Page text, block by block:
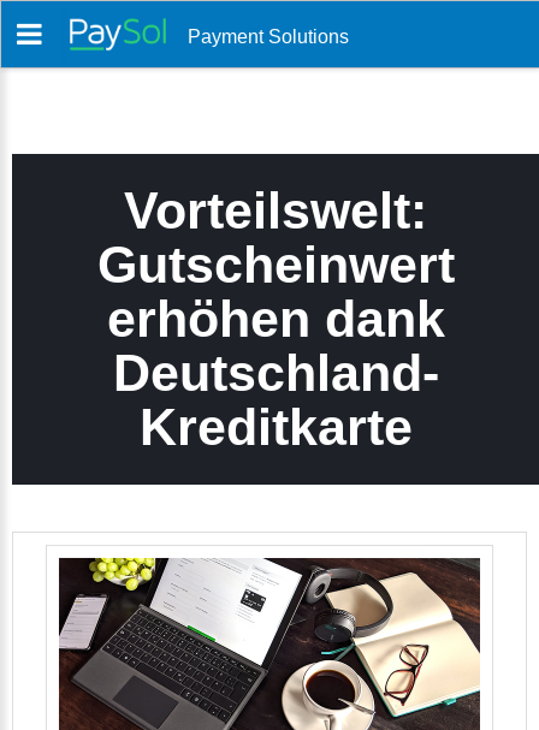
Vorteilswelt:
Gutscheinwert
erhöhen dank
Deutschland-
Kreditkarte
Payment Solutions